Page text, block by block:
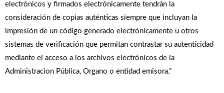
electrónicos y firmados electrónicamente tendrán la
consideración de copias auténticas siempre que incluyan la
impresión de un código generado electrónicamente u otros
sistemas de verificación que permitan contrastar su autenticidad
mediante el acceso a los archivos electrónicos de la
Administracion Pública, Organo o entidad emisora."